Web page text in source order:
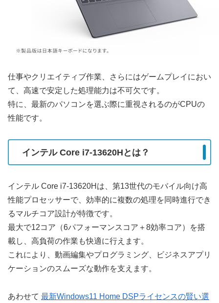
仕事やクリエイティブ作業、さらにはゲームプレイにおい
て、高速で安定した処理能力は不可欠です。
特に、最新のパソコンを選ぶ際に重視されるのがCPUの
性能です。
インテル Core i7-13620Hとは？
インテル Core i7-13620Hは、第13世代のモバイル向け高
性能プロセッサーで、効率的に複数の処理を同時進行でき
るマルチコア設計が特徴です。
最大で12コア（6パフォーマンスコア＋8効率コア）を搭
載し、高負荷の作業も快適に行えます。
これにより、動画編集やプログラミング、ビジネスアプリ
ケーションのスムーズな動作を支えます。
あわせて 最新Windows11 Home DSPライセンスの賢い選